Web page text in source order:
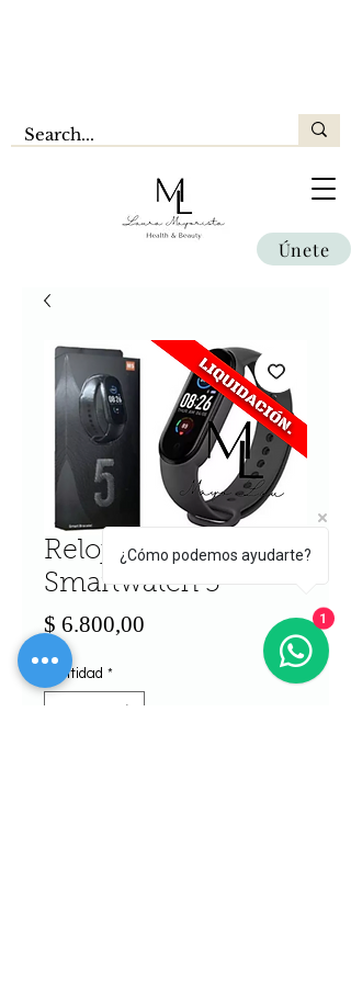
Únete
Reloj Inteligente
Smartwatch 5
$ 6.800,00
Cantidad *
¿Cómo podemos ayudarte?
1